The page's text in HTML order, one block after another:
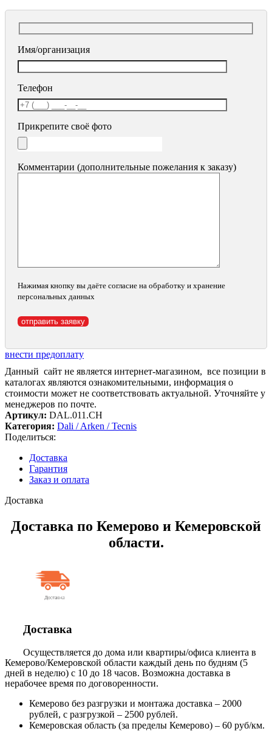
Имя/организация
Телефон
Прикрепите своё фото
Комментарии (дополнительные пожелания к заказу)
Нажимая кнопку вы даёте согласие на обработку и хранение
персональных данных
внести предоплату
Данный сайт не является интернет-магазином, все позиции в
каталогах являются ознакомительными, информация о
стоимости может не соответствовать актуальной. Уточняйте у
менеджеров по почте.
Артикул: DAL.011.CH
Категория: Dali / Arken / Tecnis
Поделиться:
Доставка
Гарантия
Заказ и оплата
Доставка
Доставка по Кемерово и Кемеровской
области.
Доставка
Осуществляется до дома или квартиры/офиса клиента в
Кемерово/Кемеровской области каждый день по будням (5
дней в неделю) с 10 до 18 часов. Возможна доставка в
нерабочее время по договоренности.
Кемерово без разгрузки и монтажа доставка – 2000
рублей, с разгрузкой – 2500 рублей.
Кемеровская область (за пределы Кемерово) – 60 руб/км.